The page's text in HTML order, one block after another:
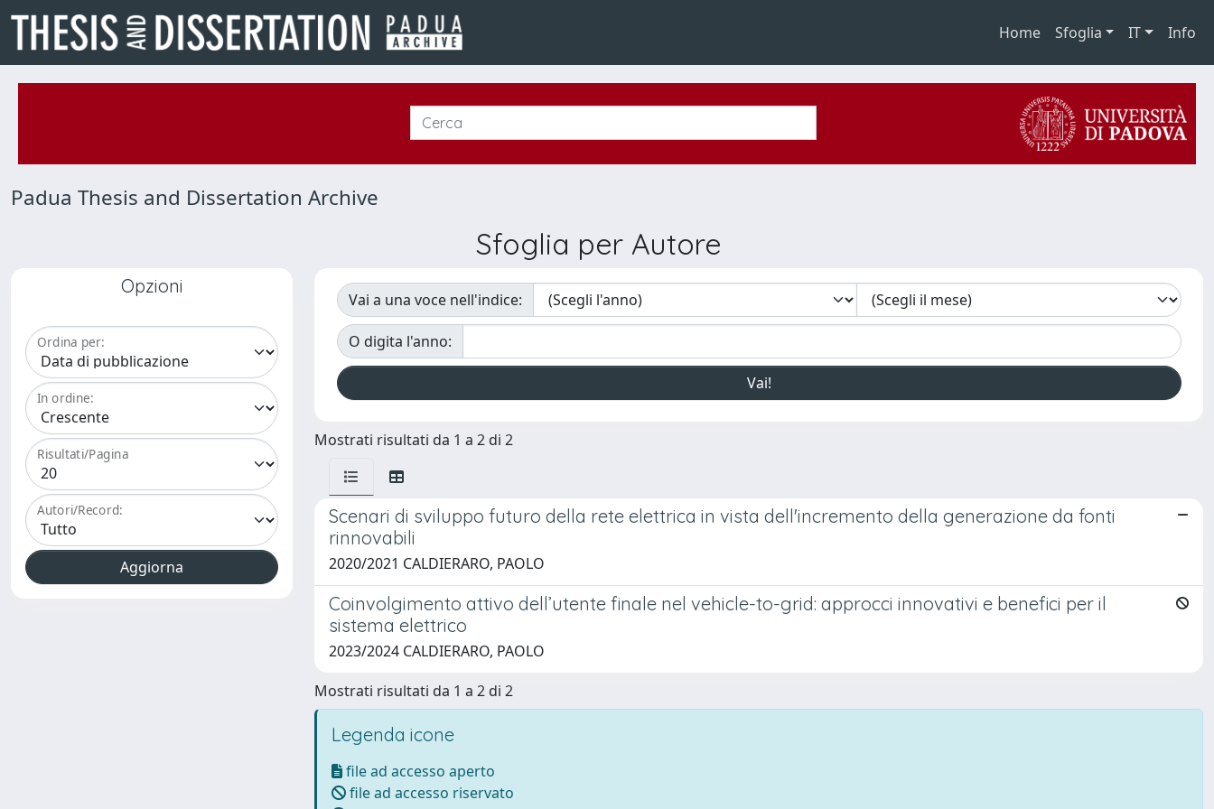
Home Sfoglia IT Info
Padua Thesis and Dissertation Archive
Sfoglia per Autore
Opzioni
Ordina per:
In ordine:
Risultati/Pagina
Autori/Record:
Vai a una voce nell'indice:
O digita l'anno:
Mostrati risultati da 1 a 2 di 2
Scenari di sviluppo futuro della rete elettrica in vista dell'incremento della generazione da fonti
rinnovabili
2020/2021 CALDIERARO, PAOLO
Coinvolgimento attivo dell’utente finale nel vehicle-to-grid: approcci innovativi e benefici per il
sistema elettrico
2023/2024 CALDIERARO, PAOLO
Mostrati risultati da 1 a 2 di 2
Legenda icone
file ad accesso aperto
file ad accesso riservato